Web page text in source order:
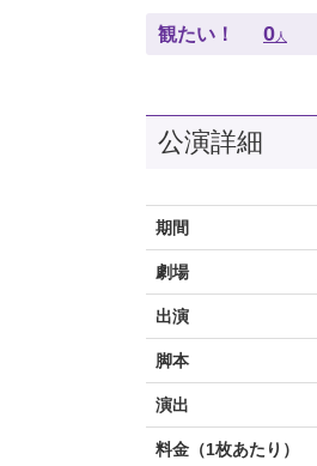
観たい！ 0人
公演詳細
期間
劇場
出演
脚本
演出
料金（1枚あたり）